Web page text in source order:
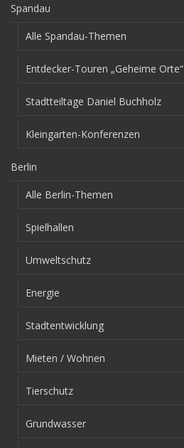
Spandau
Alle Spandau-Themen
Entdecker-Touren „Geheime Orte“
Stadtteiltage Daniel Buchholz
Kleingarten-Konferenzen
Berlin
Alle Berlin-Themen
Spielhallen
Umweltschutz
Energie
Stadtentwicklung
Mieten / Wohnen
Tierschutz
Grundwasser